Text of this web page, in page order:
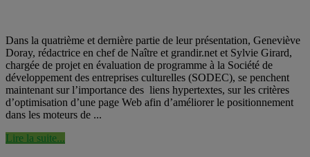
Dans la quatrième et dernière partie de leur présentation, Geneviève
Doray, rédactrice en chef de Naître et grandir.net et Sylvie Girard,
chargée de projet en évaluation de programme à la Société de
développement des entreprises culturelles (SODEC), se penchent
maintenant sur l’importance des liens hypertextes, sur les critères
d’optimisation d’une page Web afin d’améliorer le positionnement
dans les moteurs de ...
Lire la suite...